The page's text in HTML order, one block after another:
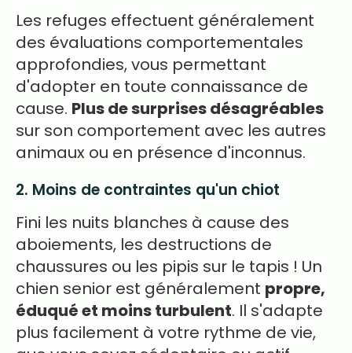
Les refuges effectuent généralement
des évaluations comportementales
approfondies, vous permettant
d'adopter en toute connaissance de
cause. Plus de surprises désagréables
sur son comportement avec les autres
animaux ou en présence d'inconnus.
2. Moins de contraintes qu'un chiot
Fini les nuits blanches à cause des
aboiements, les destructions de
chaussures ou les pipis sur le tapis ! Un
chien senior est généralement propre,
éduqué et moins turbulent. Il s'adapte
plus facilement à votre rythme de vie,